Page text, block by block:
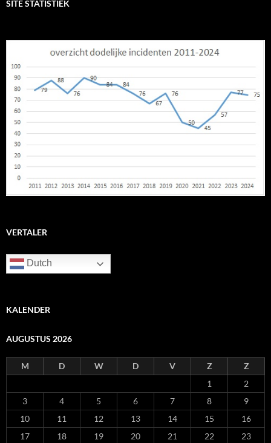
SITE STATISTIEK
VERTALER
Dutch
KALENDER
AUGUSTUS 2026
M D W D V Z
Z
1
2
3
4 5 6 7 8
9
10
11 12 13 14 15
16
17
18 19 20 21 22
23